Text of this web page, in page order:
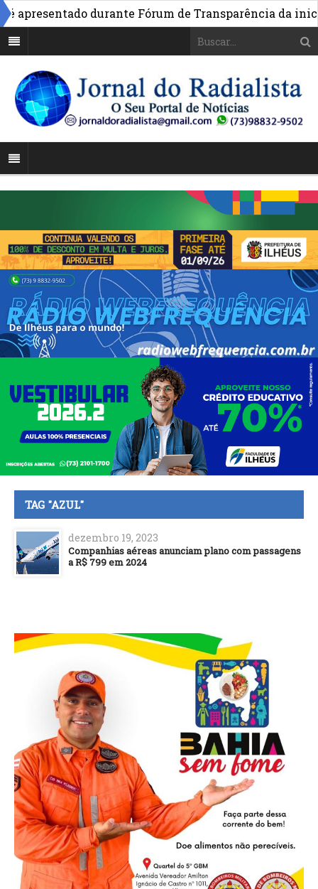
durante Fórum de Transparência da
TAG "AZUL"
dezembro 19, 2023
Companhias aéreas anunciam plano com passagens
a R$ 799 em 2024